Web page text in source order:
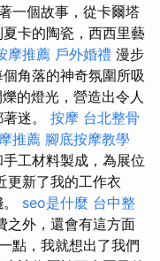
一個故事，從卡爾塔
卡的陶瓷，西西里藝
摩推薦 戶外婚禮 漫步
角落的神奇氛圍所吸
的燈光，營造出令人
迷。 按摩 台北整骨
推薦 腳底按摩教學
工材料製成，為展位
更新了我的工作衣
seo是什麼 台中整
之外，還會有這方面
點，我就想出了我們